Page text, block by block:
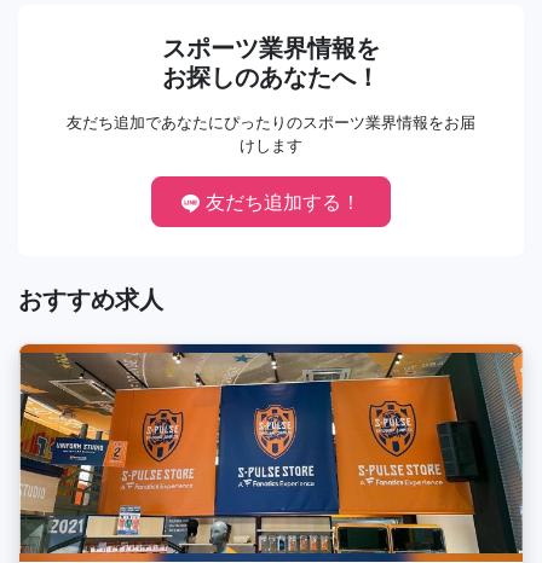
スポーツ業界情報を
お探しのあなたへ！
友だち追加であなたにぴったりのスポーツ業界情報をお届
けします
友だち追加する！
おすすめ求人